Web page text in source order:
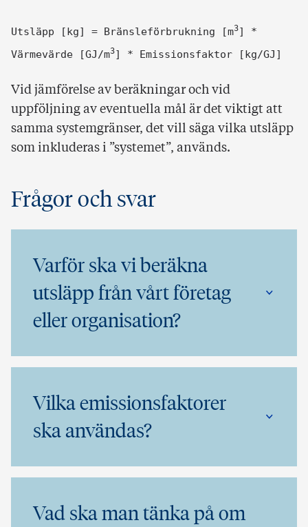
Utsläpp [kg] = Bränsleförbrukning [m3] *
Värmevärde [GJ/m3] * Emissionsfaktor [kg/GJ]
Vid jämförelse av beräkningar och vid
uppföljning av eventuella mål är det viktigt att
samma systemgränser, det vill säga vilka utsläpp
som inkluderas i ”systemet”, används.
Frågor och svar
Varför ska vi beräkna
utsläpp från vårt företag
eller organisation?
Vilka emissionsfaktorer
ska användas?
Vad ska man tänka på om